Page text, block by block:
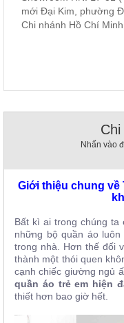
mới Đại Kim, phường
Chi nhánh Hồ Chí
Nhấn vào
Giới thiệu chung về
Bất kì ai trong chúng ta
những bộ quần áo
trong nhà. Hơn thế đối
thành một thói quen
cạnh chiếc giường ngủ
quần áo trẻ em hiện
thiết hơn bao giờ hết.